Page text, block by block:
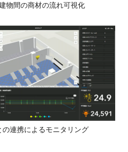
物間の商材の流れ可視化
連携によるモニタリング